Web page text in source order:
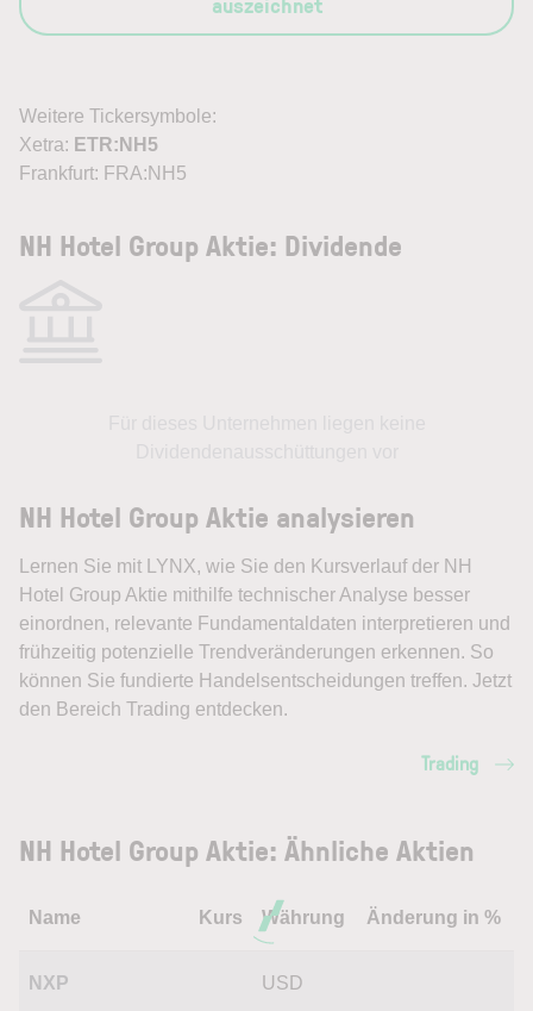
Weitere Tickersymbole:
Xetra: ETR:NH5
Frankfurt: FRA:NH5
NH Hotel Group Aktie: Dividende
NH Hotel Group Aktie analysieren
Lernen Sie mit LYNX, wie Sie den Kursverlauf der NH
Hotel Group Aktie mithilfe technischer Analyse besser
einordnen, relevante Fundamentaldaten interpretieren und
frühzeitig potenzielle Trendveränderungen erkennen. So
können Sie fundierte Handelsentscheidungen treffen. Jetzt
den Bereich Trading entdecken.
Trading
NH Hotel Group Aktie: Ähnliche Aktien
Name Kurs Währung Änderung in %
NXP USD